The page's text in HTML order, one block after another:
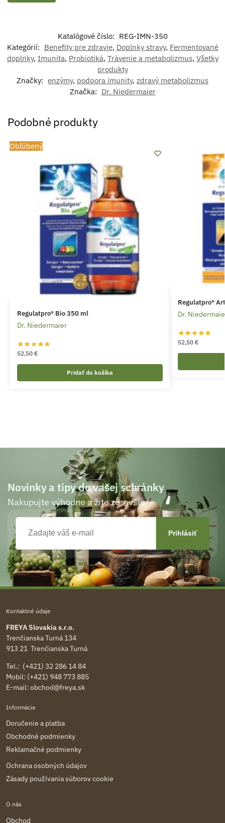
Katalógové číslo: REG-IMN-350
Kategórií: Benefity pre zdravie, Doplnky stravy, Fermentované
doplnky, Imunita, Probiotiká, Trávenie a metabolizmus, Všetky
produkty
Značky: enzýmy, podpora imunity, zdravý metabolizmus
Značka: Dr. Niedermaier
Podobné produkty
Obľúbený
Regulatpro® Bio 350 ml
Dr. Niedermaier
52,50 €
Pridať do košíka
Regulatpro®
Dr.
52,50 €
Novinky a tipy do vašej schránky
Nakupujte výhodne a žite zdravšie
Kontaktné údaje
FREYA Slovakia s.r.o.
Trenčianska Turná 134
913 21 Trenčianska Turná
Tel.: (+421) 32 286 14 84
Mobil: (+421) 948 773 885
E-mail: obchod@freya.sk
Informácie
Doručenie a platba
Obchodné podmienky
Reklamačné podmienky
Ochrana osobných údajov
Zásady používania súborov cookie
O nás
Obchod